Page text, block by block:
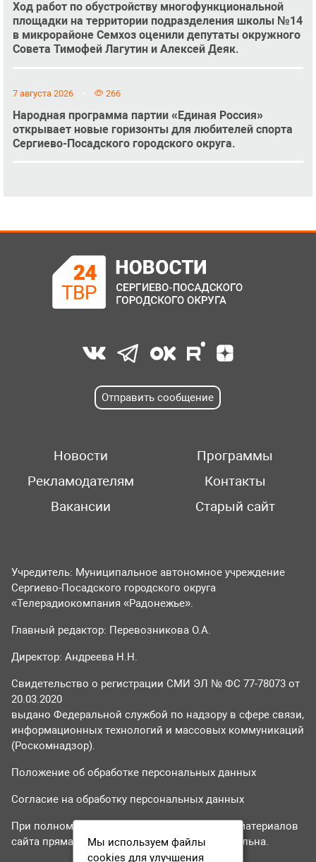
Ход работ по обустройству многофункциональной
площадки на территории подразделения школы №14
в микрорайоне Семхоз оценили депутаты окружного
Совета Тимофей Лагутин и Алексей Деяк.
7 августа 2026 266
Народная программа партии «Единая Россия»
открывает новые горизонты для любителей спорта
Сергиево-Посадского городского округа.
Отправить сообщение
Новости
Программы
Рекламодателям
Контакты
Вакансии
Старый сайт
Учредитель: Муниципальное автономное учреждение
Сергиево-Посадского городского округа
«Телерадиокомпания «Радонежье».
Главный редактор: Перевозникова О.А.
Директор: Андреева Н.Н.
Свидетельство о регистрации СМИ ЭЛ № ФС 77-78073 от
20.03.2020
выдано Федеральной службой по надзору в сфере связи,
информационных технологий и массовых коммуникаций
(Роскомнадзор).
Положение об обработке персональных данных
Согласие на обработку персональных данных
При полном или частичном использовании материалов
сайта прямая гиперссылка на tvr24.tv обязательна.
Мы используем файлы
cookies для улучшения